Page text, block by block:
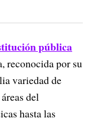
pública
reconocida por su
variedad de
del
hasta las